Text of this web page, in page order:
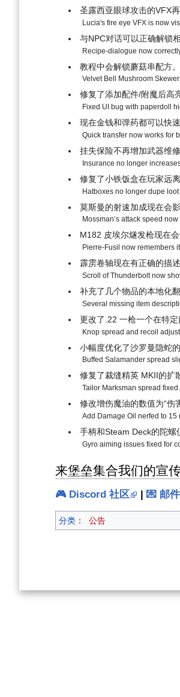
圣露西亚眼球攻击的VFX再
Lucia's fire eye VFX is now
与NPC对话可以正确解锁
Recipe-dialogue now
教程中会解锁蘑菇串配方。
Velvet Bell Mushroom
修复了添加配件/附魔后高
Fixed UI bug with paperdoll
现在金钱和弹药都可以快速
Quick transfer now works for
挂失保险不再增加武器维修
Insurance no longer
修复了小铁饭盒在玩家远
Hatboxes no longer dupe
莫斯曼的射速加成现在会
Mossman’s attack speed
M182 皮埃尔燧发枪现在
Pierre-Fusil now remembers
霹雳卷轴现在有正确的描述
Scroll of Thunderbolt now
补充了几个物品的本地化翻
Several missing item
更改了.22 一枪一个在特定
Knop spread and recoil
小幅度优化了沙罗曼隐蛇的
Buffed Salamander spread
修复了裁缝精英 MKII的扩
Tailor Marksman spread fixed.
修改增伤魔油的数值为“
Add Damage Oil nerfed to 15
手柄和Steam Deck的陀螺
Gyro aiming issues fixed for
来堡垒集合我们的宣
🎮 Discord 社区 💌 邮
分类 ： 公告